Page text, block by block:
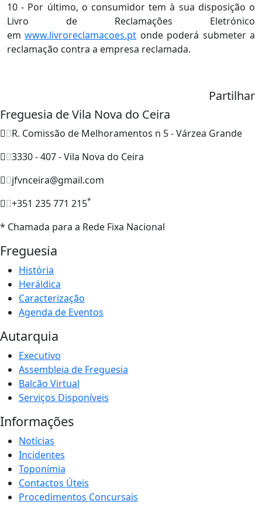
10 - Por último, o consumidor tem à sua disposição o
Livro de Reclamações Eletrónico
emwww.livroreclamacoes.pt onde poderá submeter a
reclamação contra a empresa reclamada.
Partilhar
Freguesia de Vila Nova do Ceira
R. Comissão de Melhoramentos n 5 - Várzea Grande
3330 - 407 - Vila Nova do Ceira
jfvnceira@gmail.com
+351 235 771 215*
* Chamada para a Rede Fixa Nacional
Freguesia
História
Heráldica
Caracterização
Agenda de Eventos
Autarquia
Executivo
Assembleia de Freguesia
Balcão Virtual
Serviços Disponíveis
Informações
Notícias
Incidentes
Toponímia
Contactos Úteis
Procedimentos Concursais